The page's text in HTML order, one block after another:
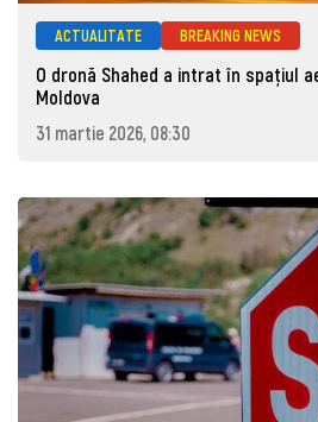
ACTUALITATE BREAKING NEWS
O dronă Shahed a intrat în spațiul
Moldova
31 martie 2026, 08:30